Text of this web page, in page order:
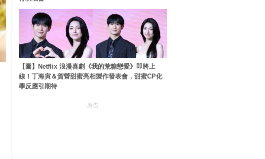
【圖】Netflix 浪漫喜劇《我的荒糖戀愛》即將上
線！丁海寅＆賀營甜蜜亮相製作發表會，甜蜜CP化
學反應引期待
廣告